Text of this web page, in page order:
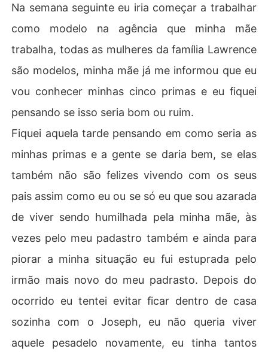
Na semana seguinte eu iria começar a trabalhar
como modelo na agência que minha mãe
trabalha, todas as mulheres da família Lawrence
são modelos, minha mãe já me informou que eu
vou conhecer minhas cinco primas e eu fiquei
pensando se isso seria bom ou ruim.
Fiquei aquela tarde pensando em como seria as
minhas primas e a gente se daria bem, se elas
também não são felizes vivendo com os seus
pais assim como eu ou se só eu que sou azarada
de viver sendo humilhada pela minha mãe, às
vezes pelo meu padastro também e ainda para
piorar a minha situação eu fui estuprada pelo
irmão mais novo do meu padrasto. Depois do
ocorrido eu tentei evitar ficar dentro de casa
sozinha com o Joseph, eu não queria viver
aquele pesadelo novamente, eu tinha tantos